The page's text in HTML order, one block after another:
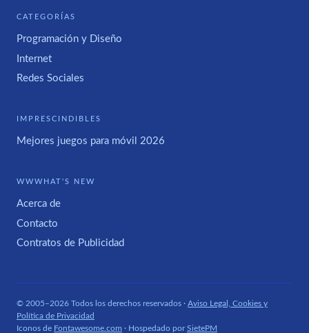
CATEGORÍAS
Programación y Diseño
Internet
Redes Sociales
IMPRESCINDIBLES
Mejores juegos para móvil 2026
WWWHAT'S NEW
Acerca de
Contacto
Contratos de Publicidad
© 2005–2026 Todos los derechos reservados · Aviso Legal, Cookies y
Política de Privacidad
Iconos de Fontawesome.com · Hospedado porSietePM